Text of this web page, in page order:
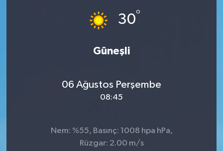
30°
Güneşli
06 Ağustos Perşembe
08:45
Nem: %55, Basınç: 1008 hpa hPa,
Rüzgar: 2.00 m/s